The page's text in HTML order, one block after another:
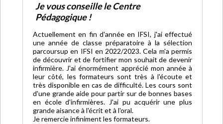
Je vous conseille le Centre
Pédagogique !
Actuellement en fin d'année en IFSI, j'ai effectué
une année de classe préparatoire à la sélection
parcoursup en IFSI en 2022/2023. Cela m'a permis
de découvrir et de fortifier mon souhait de devenir
infirmière. J'ai énormément apprécié mon année à
leur côté, les formateurs sont très à l'écoute et
très disponible en cas de difficulté. Les cours sont
d'une grande aide pour partir sur de bonnes bases
en école d'infirmières. J'ai pu acquérir une plus
grande aisance à l'écrit et à l'oral.
Je remercie infiniment les formateurs.